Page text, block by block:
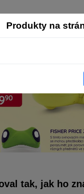
Produkty na
mensi-1: strana
tak, jak ho